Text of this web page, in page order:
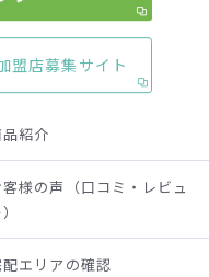
盟店募集サイト
品紹介
客様の声（口コミ・レビュ
エリアの確認